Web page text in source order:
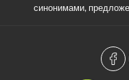
синонимами,